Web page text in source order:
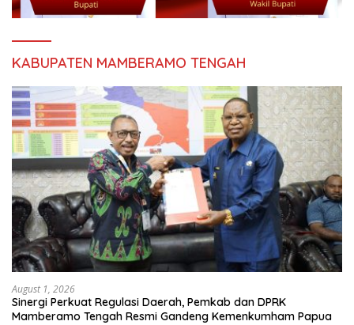
KABUPATEN MAMBERAMO TENGAH
August 1, 2026
Sinergi Perkuat Regulasi Daerah, Pemkab dan DPRK
Mamberamo Tengah Resmi Gandeng Kemenkumham Papua